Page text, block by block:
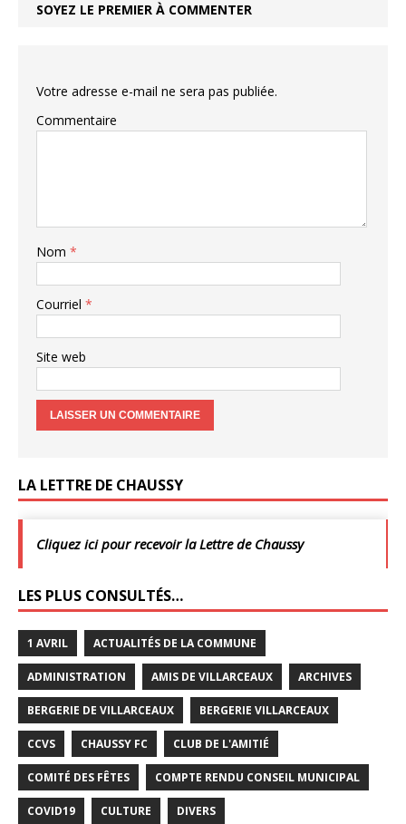
SOYEZ LE PREMIER À COMMENTER
Votre adresse e-mail ne sera pas publiée.
Commentaire
Nom *
Courriel *
Site web
LA LETTRE DE CHAUSSY
Cliquez ici pour recevoir la Lettre de Chaussy
LES PLUS CONSULTÉS…
1 AVRIL ACTUALITÉS DE LA COMMUNE
ADMINISTRATION AMIS DE VILLARCEAUX ARCHIVES
BERGERIE DE VILLARCEAUX BERGERIE VILLARCEAUX
CCVS CHAUSSY FC CLUB DE L'AMITIÉ
COMITÉ DES FÊTES COMPTE RENDU CONSEIL MUNICIPAL
COVID19 CULTURE DIVERS